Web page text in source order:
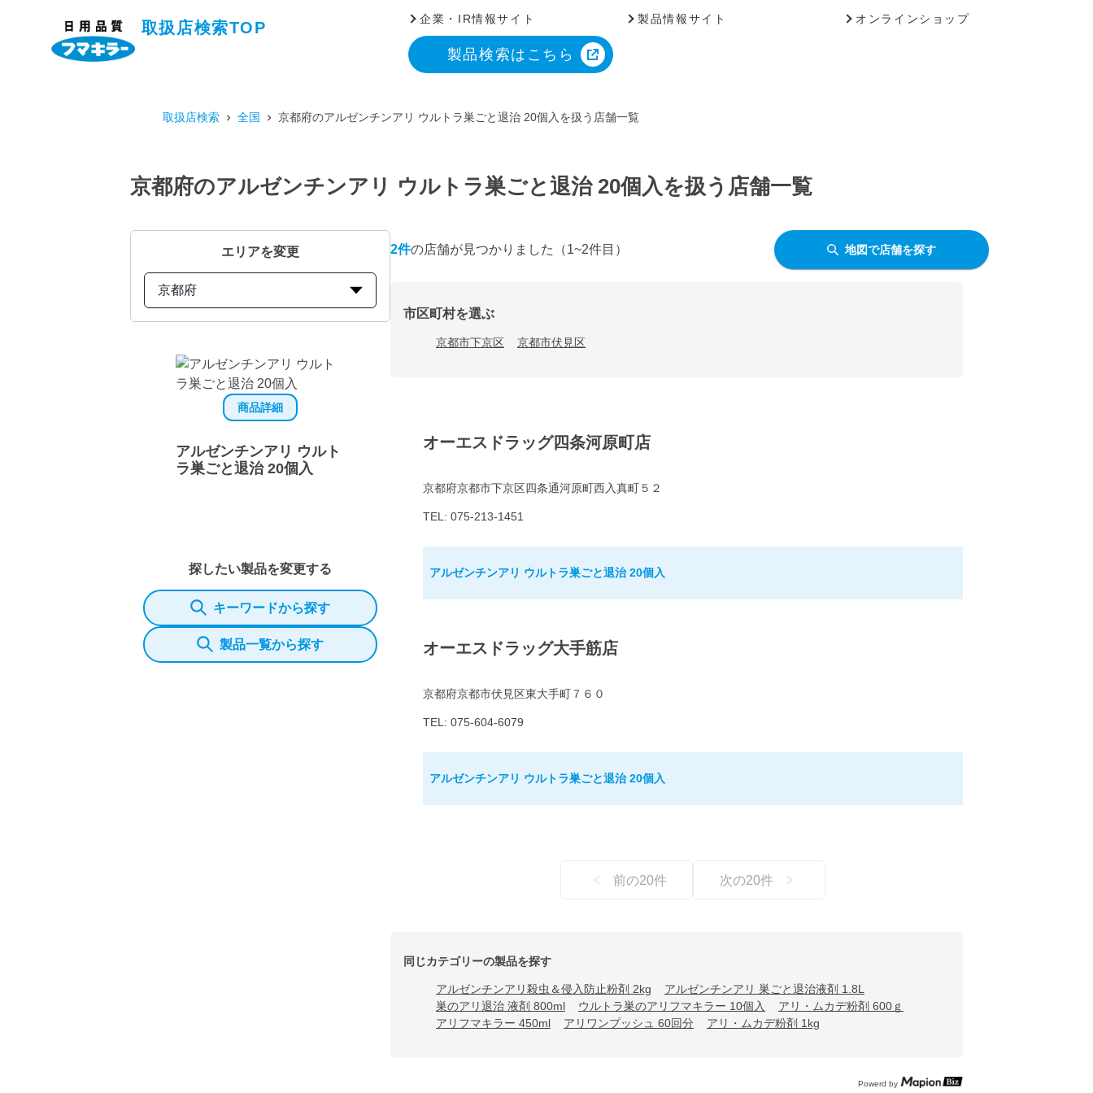
取扱店検索TOP
企業・IR情報サイト 製品情報サイト オンラインショップ
製品検索はこちら
取扱店検索 全国 京都府のアルゼンチンアリ ウルトラ巣ごと退治 20個入を扱う店舗一覧
京都府のアルゼンチンアリ ウルトラ巣ごと退治 20個入を扱う店舗一覧
エリアを変更
京都府
商品詳細
アルゼンチンアリ ウルト
ラ巣ごと退治 20個入
探したい製品を変更する
キーワードから探す
製品一覧から探す
2件の店舗が見つかりました （1~2件目） 地図で店舗を探す
市区町村を選ぶ
京都市下京区 京都市伏見区
オーエスドラッグ四条河原町店
京都府京都市下京区四条通河原町西入真町５２
TEL: 075-213-1451
アルゼンチンアリ ウルトラ巣ごと退治 20個入
オーエスドラッグ大手筋店
京都府京都市伏見区東大手町７６０
TEL: 075-604-6079
アルゼンチンアリ ウルトラ巣ごと退治 20個入
前の20件 次の20件
同じカテゴリーの製品を探す
アルゼンチンアリ殺虫＆侵入防止粉剤 2kg
アルゼンチンアリ 巣ごと退治液剤 1.8L
巣のアリ退治 液剤 800ml
ウルトラ巣のアリフマキラー 10個入
アリ・ムカデ粉剤 600ｇ
アリフマキラー 450ml
アリワンプッシュ 60回分 アリ・ムカデ粉剤 1kg
Powerd by